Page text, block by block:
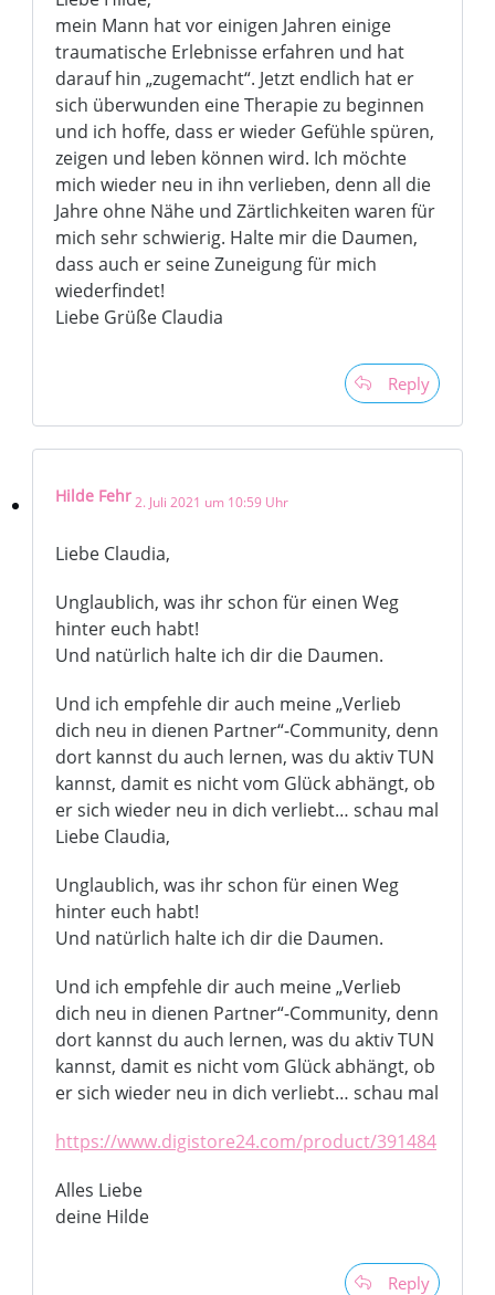
mein Mann hat vor einigen Jahren einige
traumatische Erlebnisse erfahren und hat
darauf hin „zugemacht“. Jetzt endlich hat er
sich überwunden eine Therapie zu beginnen
und ich hoffe, dass er wieder Gefühle spüren,
zeigen und leben können wird. Ich möchte
mich wieder neu in ihn verlieben, denn all die
Jahre ohne Nähe und Zärtlichkeiten waren für
mich sehr schwierig. Halte mir die Daumen,
dass auch er seine Zuneigung für mich
wiederfindet!
Liebe Grüße Claudia
Reply
Hilde Fehr2. Juli 2021 um 10:59 Uhr
Liebe Claudia,
Unglaublich, was ihr schon für einen Weg
hinter euch habt!
Und natürlich halte ich dir die Daumen.
Und ich empfehle dir auch meine „Verlieb
dich neu in dienen Partner“-Community, denn
dort kannst du auch lernen, was du aktiv TUN
kannst, damit es nicht vom Glück abhängt, ob
er sich wieder neu in dich verliebt… schau mal
Liebe Claudia,
Unglaublich, was ihr schon für einen Weg
hinter euch habt!
Und natürlich halte ich dir die Daumen.
Und ich empfehle dir auch meine „Verlieb
dich neu in dienen Partner“-Community, denn
dort kannst du auch lernen, was du aktiv TUN
kannst, damit es nicht vom Glück abhängt, ob
er sich wieder neu in dich verliebt… schau mal
https://www.digistore24.com/product/391484
Alles Liebe
deine Hilde
Reply